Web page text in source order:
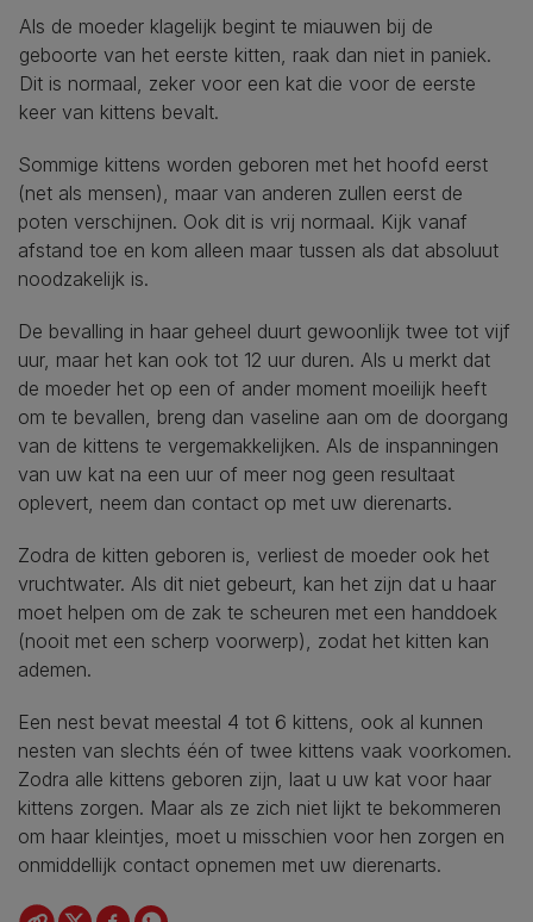
Als de moeder klagelijk begint te miauwen bij de
geboorte van het eerste kitten, raak dan niet in paniek.
Dit is normaal, zeker voor een kat die voor de eerste
keer van kittens bevalt.
Sommige kittens worden geboren met het hoofd eerst
(net als mensen), maar van anderen zullen eerst de
poten verschijnen. Ook dit is vrij normaal. Kijk vanaf
afstand toe en kom alleen maar tussen als dat absoluut
noodzakelijk is.
De bevalling in haar geheel duurt gewoonlijk twee tot vijf
uur, maar het kan ook tot 12 uur duren. Als u merkt dat
de moeder het op een of ander moment moeilijk heeft
om te bevallen, breng dan vaseline aan om de doorgang
van de kittens te vergemakkelijken. Als de inspanningen
van uw kat na een uur of meer nog geen resultaat
oplevert, neem dan contact op met uw dierenarts.
Zodra de kitten geboren is, verliest de moeder ook het
vruchtwater. Als dit niet gebeurt, kan het zijn dat u haar
moet helpen om de zak te scheuren met een handdoek
(nooit met een scherp voorwerp), zodat het kitten kan
ademen.
Een nest bevat meestal 4 tot 6 kittens, ook al kunnen
nesten van slechts één of twee kittens vaak voorkomen.
Zodra alle kittens geboren zijn, laat u uw kat voor haar
kittens zorgen. Maar als ze zich niet lijkt te bekommeren
om haar kleintjes, moet u misschien voor hen zorgen en
onmiddellijk contact opnemen met uw dierenarts.